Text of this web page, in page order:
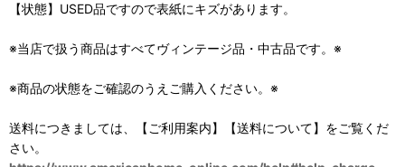
【状態】USED品ですので表紙にキズがあります。
※当店で扱う商品はすべてヴィンテージ品・中古品です。※
※商品の状態をご確認のうえご購入ください。※
送料につきましては、【ご利用案内】【送料について】をご覧くだ
さい。